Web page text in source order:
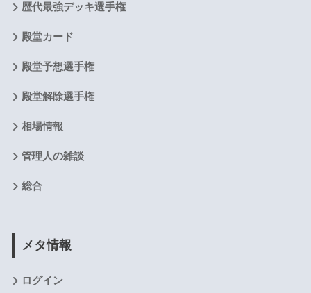
歴代最強デッキ選手権
殿堂カード
殿堂予想選手権
殿堂解除選手権
相場情報
管理人の雑談
総合
メタ情報
ログイン